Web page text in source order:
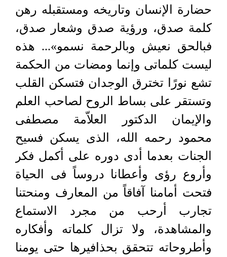
حضارة الإنسان وتاريخه ومستقبله رهن
كلمة صدق، ورؤية صدق وشعار صدق،
فبالحق نعيش وبالرحمة نسمو»... هذه
ليست كلماتى وإنما ومضات من الحكمة
تشع نورًا تخترق الوجدان فتسكن القلب
وتستقر على بساط الروح لصاحب العلم
والإيمان الدكتور العلاّمة مصطفى
محمود رحمه الله، الذى يسكن فسيح
الجنات بعدما أدى دوره على أكمل فكر
وأروع رؤى وأعطانا دروساً فى الحياة
فتحت أمامنا آفاقاً من المعارف ومنحتنا
تجارب أرحب من مجرد الاستماع
والمشاهدة، ولا تزال كلماته وأفكاره
وأطروحاته تتحقق بحذافيرها حتى يومنا